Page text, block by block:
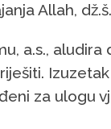
Allah,
a.s.,
za ulogu